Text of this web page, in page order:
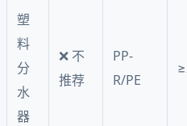
塑
料
分
水
器
❌ 不
推荐
PP-
R/PE